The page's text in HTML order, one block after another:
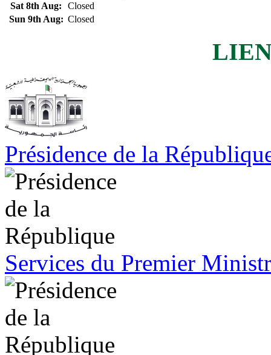
Sat 8th Aug:
Closed
Sun 9th Aug: Closed
Présidence de la
Services du Premier